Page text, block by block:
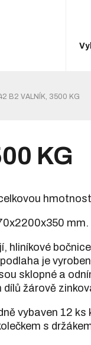
B2 VALNÍK, 3500 KG
KG
mm.
hliníkové
je
sklopné a
žárově
vybaven 12
s